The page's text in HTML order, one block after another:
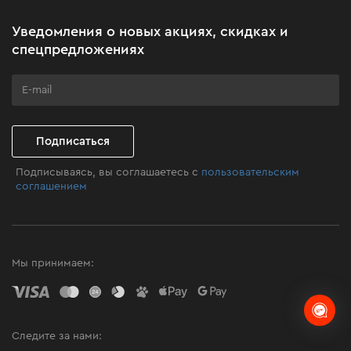
Клуб мастерства
Уведомления о новых акциях, скидках и
спецпредложениях
Подписаться
Подписываясь, вы соглашаетесь с пользовательским
соглашением
Мы принимаем:
Следите за нами: